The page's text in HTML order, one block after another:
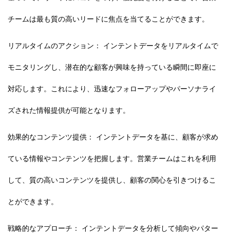
チームは最も質の高いリードに焦点を当てることができます。
リアルタイムのアクション： インテントデータをリアルタイムで
モニタリングし、潜在的な顧客が興味を持っている瞬間に即座に
対応します。これにより、迅速なフォローアップやパーソナライ
ズされた情報提供が可能となります。
効果的なコンテンツ提供： インテントデータを基に、顧客が求め
ている情報やコンテンツを把握します。営業チームはこれを利用
して、質の高いコンテンツを提供し、顧客の関心を引きつけるこ
とができます。
戦略的なアプローチ： インテントデータを分析して傾向やパター